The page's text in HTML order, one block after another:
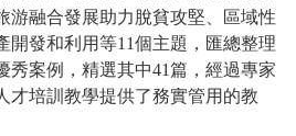
游融合發展助力脫貧攻堅、區域性
開發和利用等11個主題，匯總整理
秀案例，精選其中41篇，經過專家
才培訓教學提供了務實管用的教